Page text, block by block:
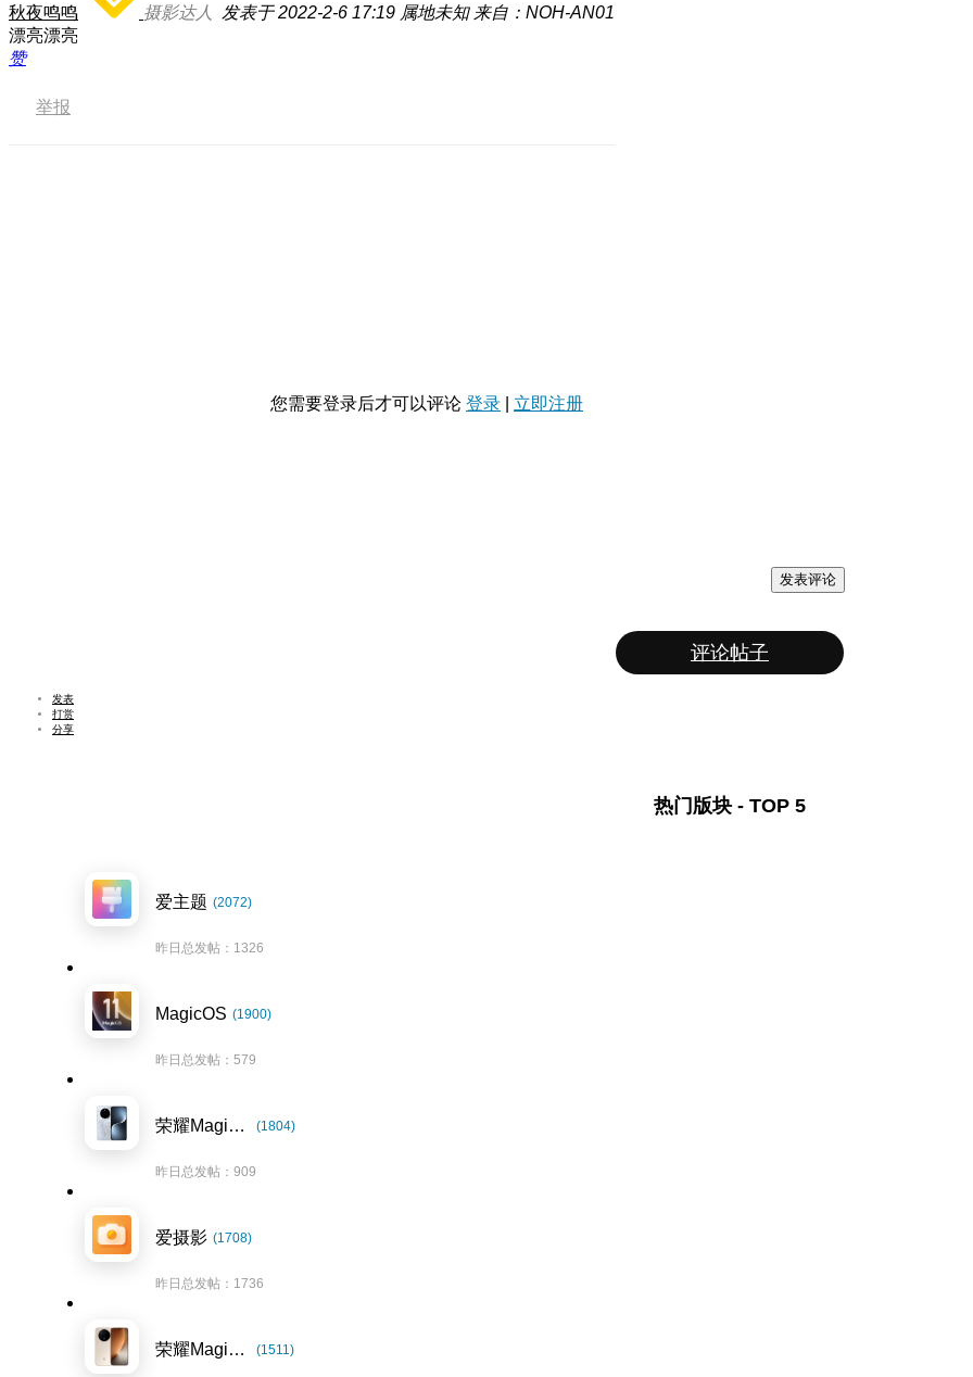
秋夜鸣鸣 摄影达人 发表于 2022-2-6 17:19 属地未知 来自：NOH-AN01
漂亮漂亮
赞
举报
您需要登录后才可以评论 登录 立即注册
发表评论
评论帖子
发表
打赏
分享
热门版块 - TOP 5
爱主题 (2072)
昨日总发帖：1326
MagicOS (1900)
昨日总发帖：579
荣耀Magic7系列 (1804)
昨日总发帖：909
爱摄影 (1708)
昨日总发帖：1736
荣耀Magic8系列 (1511)